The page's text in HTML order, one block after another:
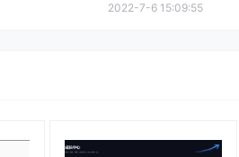
2022-7-6 15:09:55